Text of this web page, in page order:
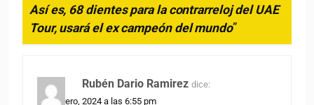
Así es, 68 dientes para la contrarreloj del UAE
Tour, usará el ex campeón del mundo”
Rubén Dario Ramirez dice:
19 febrero, 2024 a las 6:55 pm